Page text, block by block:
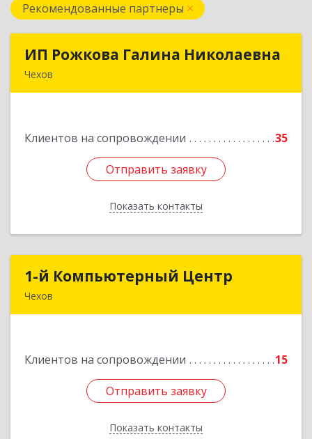
Рекомендованные партнеры
ИП Рожкова Галина Николаевна
Чехов
Клиентов на сопровождении 35
Отправить заявку
Показать контакты
ИП Рожкова Галина Николаевна
Подробнее
Отправить заявку
Назад
1-й Компьютерный Центр
Чехов
Клиентов на сопровождении 15
Отправить заявку
Показать контакты
1-й Компьютерный Центр
Подробнее
Отправить заявку
Назад